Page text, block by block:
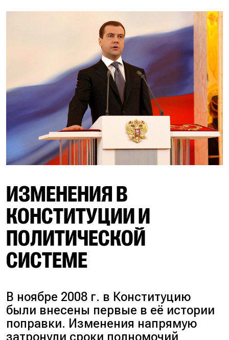
ИЗМЕНЕНИЯ В
КОНСТИТУЦИИ И
ПОЛИТИЧЕСКОЙ
СИСТЕМЕ
В ноябре 2008 г. в Конституцию
были внесены первые в её истории
поправки. Изменения напрямую
затронули сроки полномочий